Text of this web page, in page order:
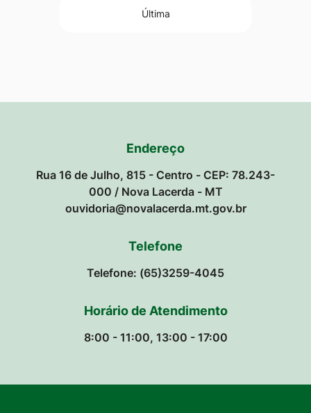
Última
Endereço
Rua 16 de Julho, 815 - Centro - CEP: 78.243-
000 / Nova Lacerda - MT
ouvidoria@novalacerda.mt.gov.br
Telefone
Telefone: (65)3259-4045
Horário de Atendimento
8:00 - 11:00, 13:00 - 17:00